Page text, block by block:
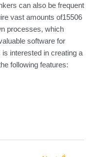
can also be frequent
vast amounts of15506
processes, which
software for
interested in creating a
following features: